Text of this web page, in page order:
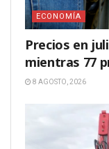
ECONOMÍA
Precios en
mientras 77
8 AGOSTO, 2026